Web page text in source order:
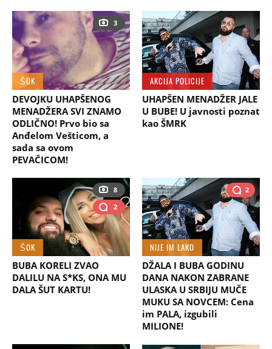
3
ŠOK
DEVOJKU UHAPŠENOG
MENADŽERA SVI ZNAMO
ODLIČNO! Prvo bio sa
Anđelom Vešticom, a
sada sa ovom
PEVAČICOM!
AKCIJA POLICIJE
UHAPŠEN MENADŽER JALE
U BUBE! U javnosti poznat
kao ŠMRK
8
2
ŠOK
BUBA KORELI ZVAO
DALILU NA S*KS, ONA MU
DALA ŠUT KARTU!
2
NIJE IM LAKO
DŽALA I BUBA GODINU
DANA NAKON ZABRANE
ULASKA U SRBIJU MUČE
MUKU SA NOVCEM: Cena
im PALA, izgubili
MILIONE!